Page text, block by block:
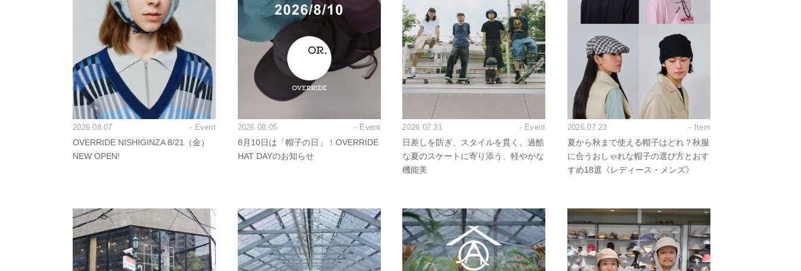
2026.08.07 - Event
OVERRIDE NISHIGINZA 8/21（金）
NEW OPEN!
2026.08.05 - Event
8月10日は「帽子の日」！OVERRIDE
HAT DAYのお知らせ
2026.07.31 - Event
日差しを防ぎ、スタイルを貫く。過酷
な夏のスケートに寄り添う、軽やかな
機能美
2026.07.23 - Item
夏から秋まで使える帽子はどれ？秋服
に合うおしゃれな帽子の選び方とおす
すめ18選《レディース・メンズ》